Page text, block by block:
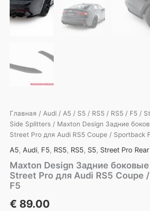
Главная / Audi / A5 / S5 / RS5 / RS5 / F5 /
Side Splitters / Maxton Design Задние
Street Pro для Audi RS5 Coupe / Sportback
A5, Audi, F5, RS5, RS5, S5, Street Pro
Maxton Design Задние
Street Pro для Audi RS5 Coupe
F5
€ 89.00